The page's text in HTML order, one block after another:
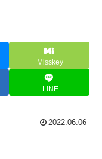
Misskey
LINE
2022.06.06